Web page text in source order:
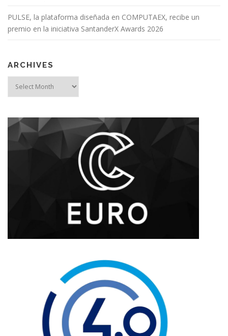
PULSE, la plataforma diseñada en COMPUTAEX, recibe un
premio en la iniciativa SantanderX Awards 2026
ARCHIVES